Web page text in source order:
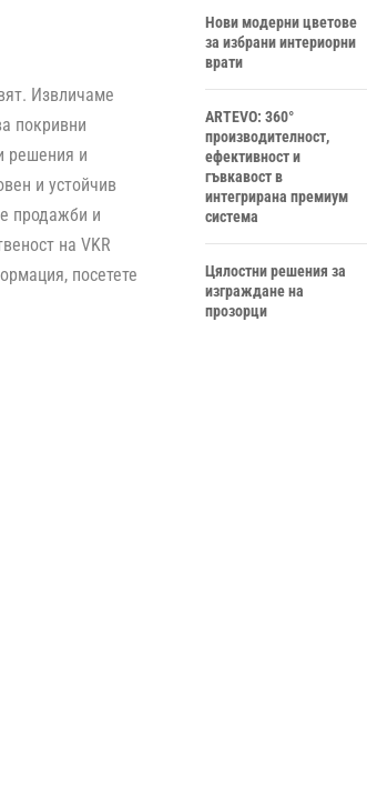
Извличаме
покривни
решения и
и устойчив
продажби и
на VKR
посетете
Нови модерни цветове
за избрани интериорни
врати
ARTEVO: 360°
производителност,
ефективност и
гъвкавост в
интегрирана премиум
система
Цялостни решения за
изграждане на
прозорци